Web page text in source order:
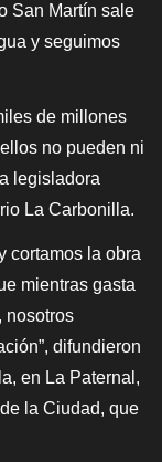
San Martín sale
y seguimos
de millones
no pueden ni
legisladora
La Carbonilla.
cortamos la obra
mientras gasta
nosotros
difundieron
en La Paternal,
la Ciudad, que